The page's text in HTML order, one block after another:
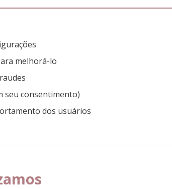
melhorá-lo
seu consentimento)
dos usuários